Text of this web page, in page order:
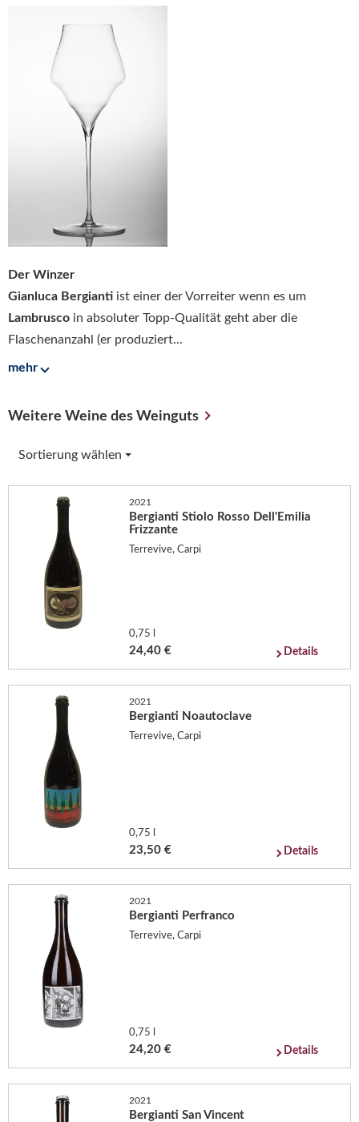
Der Winzer
Gianluca Bergianti ist einer der Vorreiter wenn es um
Lambrusco in absoluter Topp-Qualität geht aber die
Flaschenanzahl (er produziert...
mehr
Weitere Weine des Weinguts
Sortierung wählen
2021
Bergianti Stiolo Rosso Dell'Emilia
Frizzante
Terrevive, Carpi
0,75 l
24,40 € Details
2021
Bergianti Noautoclave
Terrevive, Carpi
0,75 l
23,50 € Details
2021
Bergianti Perfranco
Terrevive, Carpi
0,75 l
24,20 € Details
2021
Bergianti San Vincent